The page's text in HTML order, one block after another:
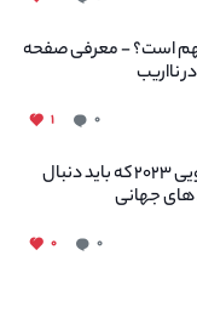
مهم است؟ - معرفی صفحه
نااریب
۰ ۱
مهم ترین رویداد های کریپتویی ۲۰۲۳ که باید دنبال
های جهانی
۰ ۰